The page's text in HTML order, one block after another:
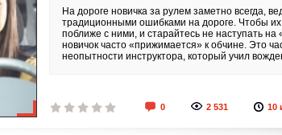
На дороге новичка за рулем заметно всегда,
традиционными ошибками на дороге. Чтобы их
поближе с ними, и старайтесь не наступать на
новичок часто «прижимается» к обчине. Это
неопытности инструктора, который учил
0 2 531 10